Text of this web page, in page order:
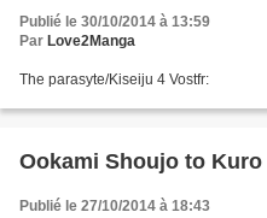
Publié le 30/10/2014 à 13:59
Par Love2Manga
The parasyte/Kiseiju 4 Vostfr:
Ookami Shoujo to
Publié le 27/10/2014 à 18:43